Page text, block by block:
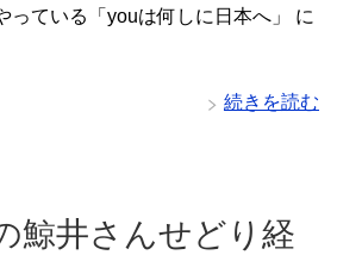
っている「youは何しに日本へ」 に
続きを読む
鯨井さんせどり経